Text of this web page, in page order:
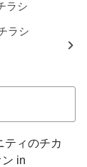
ラシ
ラシ
ティのチカ
in